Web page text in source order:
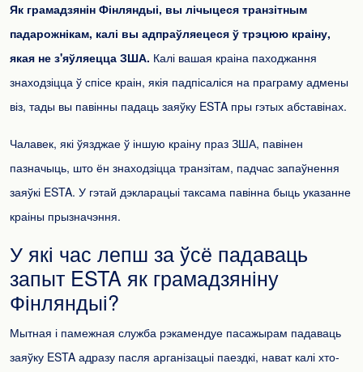
Як грамадзянін Фінляндыі, вы лічыцеся транзітным
падарожнікам, калі вы адпраўляецеся ў трэцюю краіну,
якая не з'яўляецца ЗША. Калі вашая краіна паходжання
знаходзіцца ў спісе краін, якія падпісаліся на праграму адмены
віз, тады вы павінны падаць заяўку ESTA пры гэтых абставінах.
Чалавек, які ўязджае ў іншую краіну праз ЗША, павінен
пазначыць, што ён знаходзіцца транзітам, падчас запаўнення
заяўкі ESTA. У гэтай дэкларацыі таксама павінна быць указанне
краіны прызначэння.
У які час лепш за ўсё падаваць
запыт ESTA як грамадзяніну
Фінляндыі?
Мытная і памежная служба рэкамендуе пасажырам падаваць
заяўку ESTA адразу пасля арганізацыі паездкі, нават калі хто-